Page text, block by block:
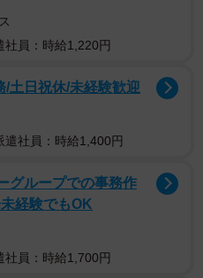
社員：時給1,220円
土日祝休/未経験歓迎
遣社員：時給1,400円
グループでの事務作
経験でもOK
社員：時給1,700円